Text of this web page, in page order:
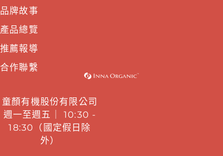
品牌故事
產品總覽
推薦報導
合作聯繫
童顏有機股份有限公司
週一至週五｜ 10:30 -
18:30（國定假日除
外）